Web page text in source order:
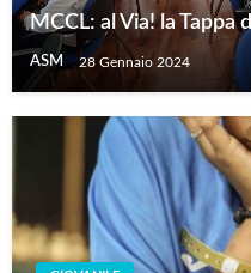
MCCL: al Via! la Tappa
ASM 28 Gennaio 2024